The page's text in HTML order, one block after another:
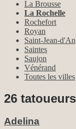
La Brousse
La Rochelle
Rochefort
Royan
Saint-Jean-
Saintes
Saujon
Vénérand
Toutes les villes
26
Adelina